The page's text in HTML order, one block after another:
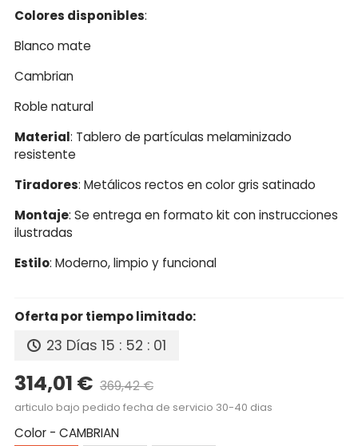
Colores disponibles:
Blanco mate
Cambrian
Roble natural
Material: Tablero de partículas melaminizado
resistente
Tiradores: Metálicos rectos en color gris satinado
Montaje: Se entrega en formato kit con instrucciones
ilustradas
Estilo: Moderno, limpio y funcional
Oferta por tiempo limitado:
23 Días 15 : 52 : 01
314,01 € 369,42 €
articulo bajo pedido fecha de servicio 30-40 dias
Color - CAMBRIAN